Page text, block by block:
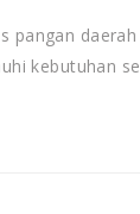
pangan
kebutuhan